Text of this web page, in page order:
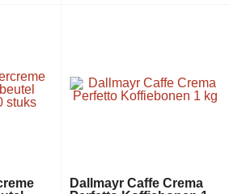
Dallmayr Caffe Crema